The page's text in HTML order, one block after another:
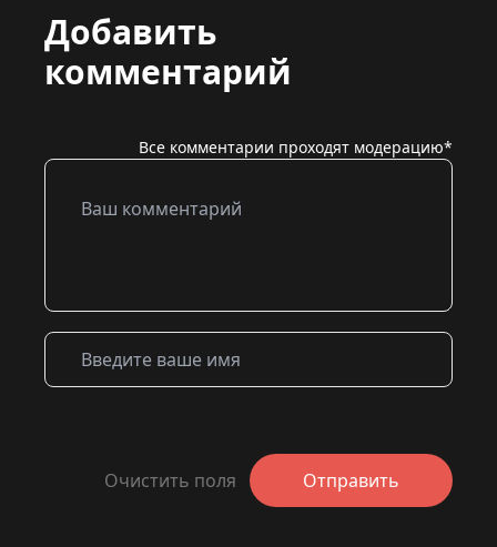
Добавить
комментарий
Все комментарии проходят модерацию*
Очистить поля Отправить